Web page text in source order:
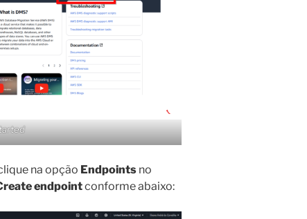
na opção Endpoints no
endpointconforme abaixo: